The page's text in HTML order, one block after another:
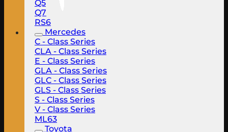
Q5
Q7
RS6
Mercedes
C - Class Series
CLA - Class Series
E - Class Series
GLA - Class Series
GLC - Class Series
GLS - Class Series
S - Class Series
V - Class Series
ML63
Toyota